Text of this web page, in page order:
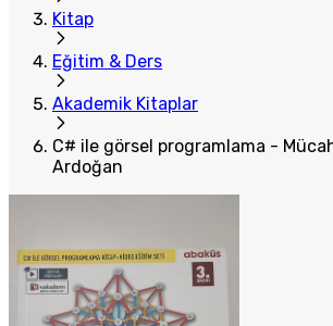
Kitap
Eğitim & Ders
Akademik Kitaplar
C# ile görsel programlama -
Ardoğan